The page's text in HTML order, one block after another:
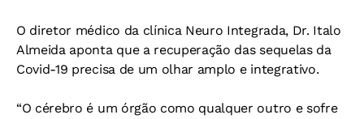
O diretor médico da clínica Neuro Integrada, Dr. Italo
Almeida aponta que a recuperação das sequelas da
Covid-19 precisa de um olhar amplo e integrativo.
“O cérebro é um órgão como qualquer outro e sofre